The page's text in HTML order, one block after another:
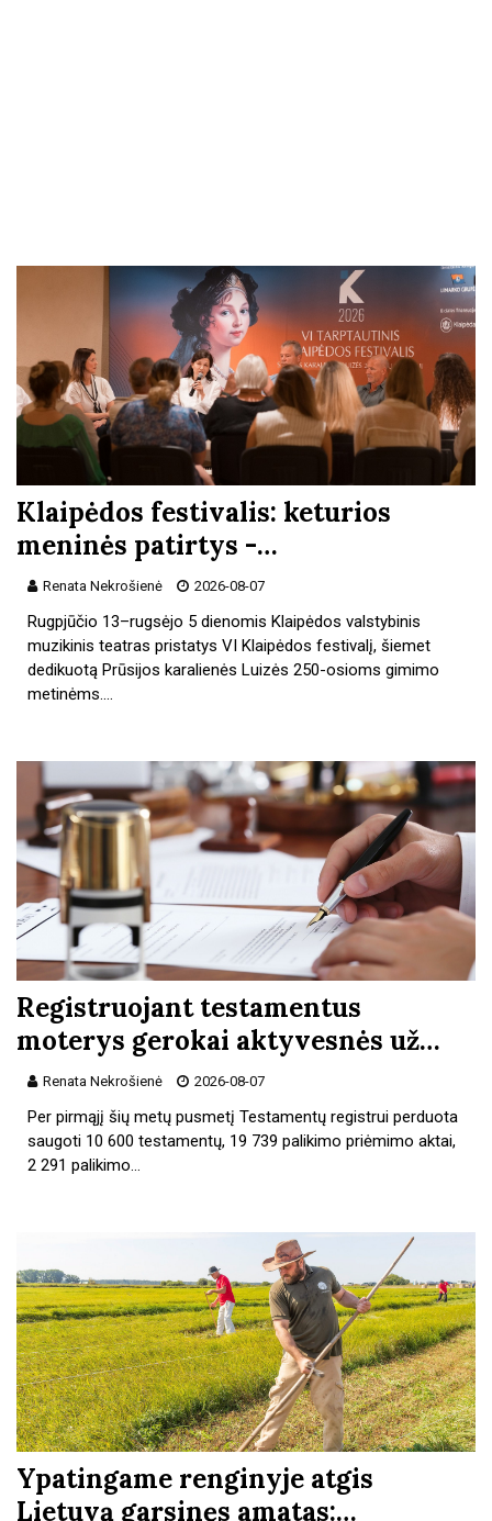
Klaipėdos festivalis: keturios
meninės patirtys -…
Renata Nekrošienė 2026-08-07
Rugpjūčio 13–rugsėjo 5 dienomis Klaipėdos valstybinis
muzikinis teatras pristatys VI Klaipėdos festivalį, šiemet
dedikuotą Prūsijos karalienės Luizės 250-osioms gimimo
metinėms.…
Registruojant testamentus
moterys gerokai aktyvesnės už…
Renata Nekrošienė 2026-08-07
Per pirmąjį šių metų pusmetį Testamentų registrui perduota
saugoti 10 600 testamentų, 19 739 palikimo priėmimo aktai,
2 291 palikimo…
Ypatingame renginyje atgis
Lietuvą garsinęs amatas:…